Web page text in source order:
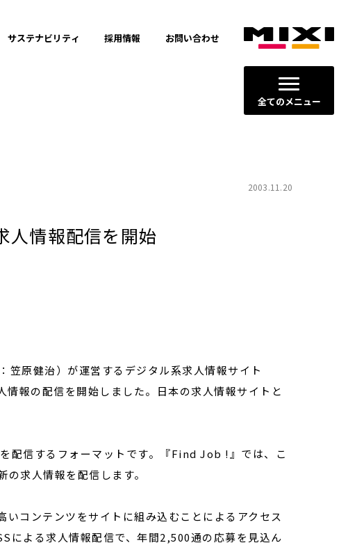
全てのメニュー
サステナビリティ 採用情報 お問い合わせ
2003.11.20
人情報配信を開始
笠原健治）が運営するデジタル系求人情報サイト
報の配信を開始しました。日本の求人情報サイトと
配信するフォーマットです。『Find Job !』では、こ
求人情報を配信します。
コンテンツをサイトに組み込むことによるアクセス
よる求人情報配信で、年間2,500通の応募を見込ん